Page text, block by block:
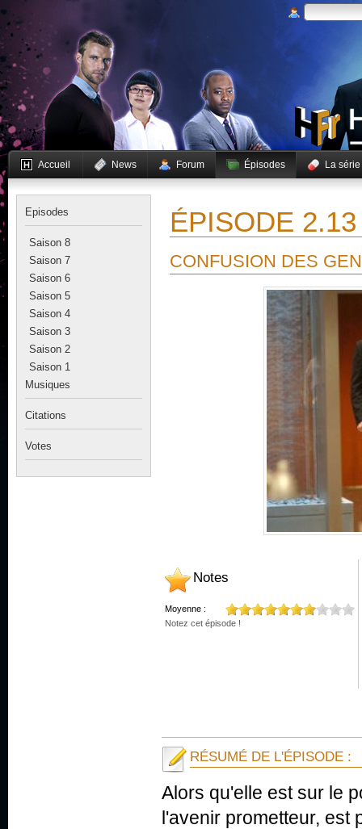
Accueil News Forum Épisodes La série
Episodes
Saison 8
Saison 7
Saison 6
Saison 5
Saison 4
Saison 3
Saison 2
Saison 1
Musiques
Citations
Votes
ÉPISODE
CONFUSION DES
Notes
Moyenne :
Notez cet épisode !
RÉSUMÉ DE L'ÉPISODE :
Alors qu'elle est sur le
l'avenir prometteur, est